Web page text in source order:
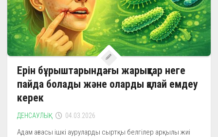
Ерін бұрыштарындағы жарықтар неге
пайда болады және оларды қалай емдеу
керек
ДЕНСАУЛЫҚ 04.03.2026
Адам ағзасы ішкі ауруларды сыртқы белгілер арқылы жиі